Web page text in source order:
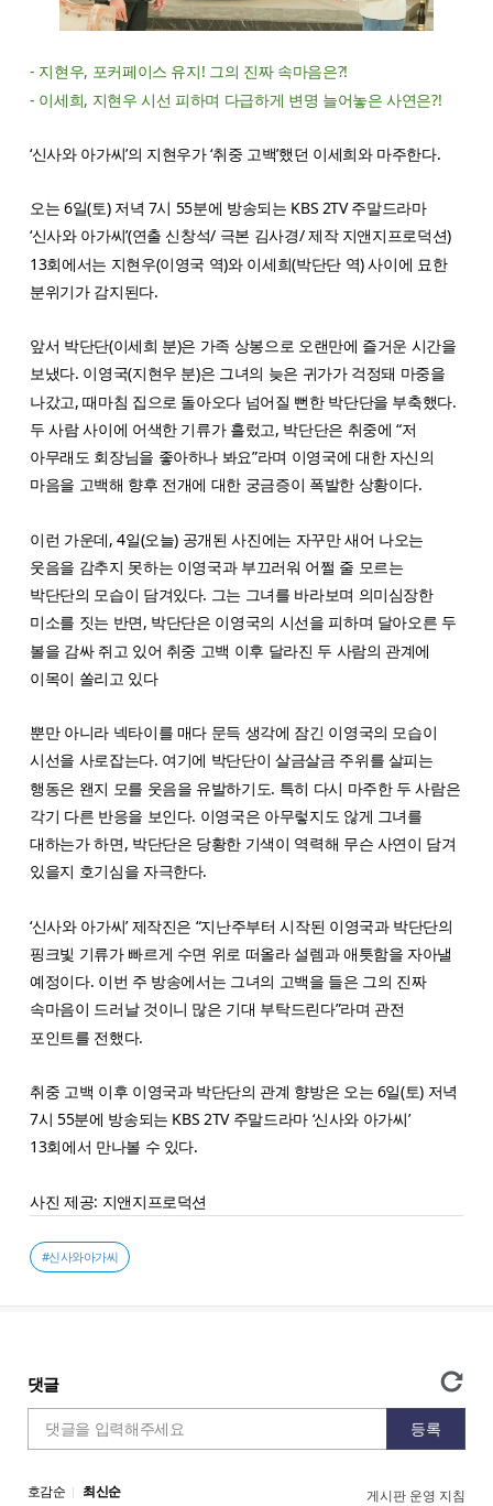
- 지현우, 포커페이스 유지! 그의 진짜 속마음은?!
- 이세희, 지현우 시선 피하며 다급하게 변명 늘어놓은 사연은?!
‘신사와 아가씨’의 지현우가 ‘취중 고백’했던 이세희와 마주한다.
오는 6일(토) 저녁 7시 55분에 방송되는 KBS 2TV 주말드라마
‘신사와 아가씨’(연출 신창석/ 극본 김사경/ 제작 지앤지프로덕션)
13회에서는 지현우(이영국 역)와 이세희(박단단 역) 사이에 묘한
분위기가 감지된다.
앞서 박단단(이세희 분)은 가족 상봉으로 오랜만에 즐거운 시간을
보냈다. 이영국(지현우 분)은 그녀의 늦은 귀가가 걱정돼 마중을
나갔고, 때마침 집으로 돌아오다 넘어질 뻔한 박단단을 부축했다.
두 사람 사이에 어색한 기류가 흘렀고, 박단단은 취중에 “저
아무래도 회장님을 좋아하나 봐요”라며 이영국에 대한 자신의
마음을 고백해 향후 전개에 대한 궁금증이 폭발한 상황이다.
이런 가운데, 4일(오늘) 공개된 사진에는 자꾸만 새어 나오는
웃음을 감추지 못하는 이영국과 부끄러워 어쩔 줄 모르는
박단단의 모습이 담겨있다. 그는 그녀를 바라보며 의미심장한
미소를 짓는 반면, 박단단은 이영국의 시선을 피하며 달아오른 두
볼을 감싸 쥐고 있어 취중 고백 이후 달라진 두 사람의 관계에
이목이 쏠리고 있다
뿐만 아니라 넥타이를 매다 문득 생각에 잠긴 이영국의 모습이
시선을 사로잡는다. 여기에 박단단이 살금살금 주위를 살피는
행동은 왠지 모를 웃음을 유발하기도. 특히 다시 마주한 두 사람은
각기 다른 반응을 보인다. 이영국은 아무렇지도 않게 그녀를
대하는가 하면, 박단단은 당황한 기색이 역력해 무슨 사연이 담겨
있을지 호기심을 자극한다.
‘신사와 아가씨’ 제작진은 “지난주부터 시작된 이영국과 박단단의
핑크빛 기류가 빠르게 수면 위로 떠올라 설렘과 애틋함을 자아낼
예정이다. 이번 주 방송에서는 그녀의 고백을 들은 그의 진짜
속마음이 드러날 것이니 많은 기대 부탁드린다”라며 관전
포인트를 전했다.
취중 고백 이후 이영국과 박단단의 관계 향방은 오는 6일(토) 저녁
7시 55분에 방송되는 KBS 2TV 주말드라마 ‘신사와 아가씨’
13회에서 만나볼 수 있다.
사진 제공: 지앤지프로덕션
#신사와아가씨